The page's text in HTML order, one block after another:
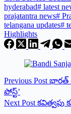
hyderabad# latest
prajatantra news#
telangana updates#
Highlights
Previous Post భార‌త్
పోస్ట్’
Next Post క‌విత్వపు